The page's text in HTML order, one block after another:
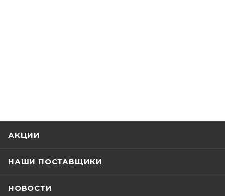
АКЦИИ
НАШИ ПОСТАВЩИКИ
НОВОСТИ